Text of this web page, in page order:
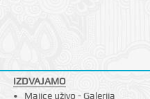
IZDVAJAMO
Majice uživo - Galerija